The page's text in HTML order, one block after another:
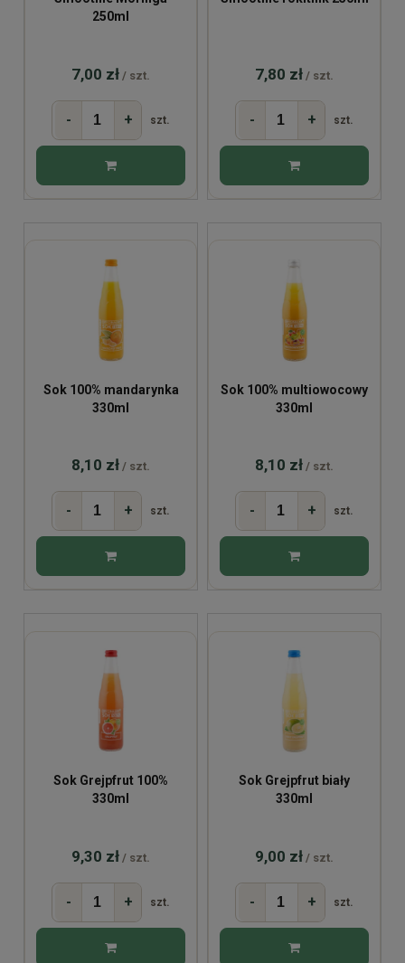
250ml
7,00 zł / szt.
- + szt.
7,80 zł / szt.
- + szt.
Sok 100% mandarynka
330ml
8,10 zł / szt.
- + szt.
Sok 100% multiowocowy
330ml
8,10 zł / szt.
- + szt.
Sok Grejpfrut 100%
330ml
9,30 zł / szt.
- + szt.
Sok Grejpfrut biały
330ml
9,00 zł / szt.
- + szt.